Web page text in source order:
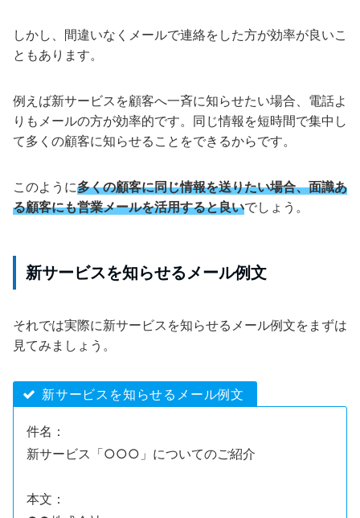
しかし、間違いなくメールで連絡をした方が効率が良いこ
ともあります。
例えば新サービスを顧客へ一斉に知らせたい場合、電話よ
りもメールの方が効率的です。同じ情報を短時間で集中し
て多くの顧客に知らせることをできるからです。
このように多くの顧客に同じ情報を送りたい場合、面識あ
る顧客にも営業メールを活用すると良いでしょう。
新サービスを知らせるメール例文
それでは実際に新サービスを知らせるメール例文をまずは
見てみましょう。
新サービスを知らせるメール例文
件名：
新サービス「○○○」についてのご紹介
本文：